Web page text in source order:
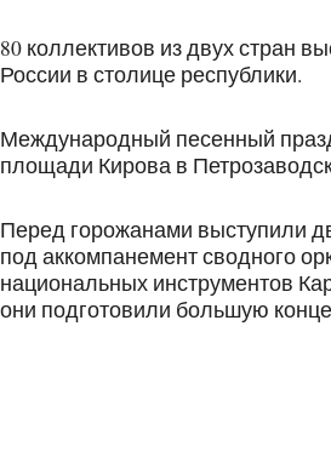
80 коллективов из двух стран
России в столице республики.
Международный песенный
площади Кирова в
Перед горожанами выступили
под аккомпанемент сводного
национальных инструментов
они подготовили большую